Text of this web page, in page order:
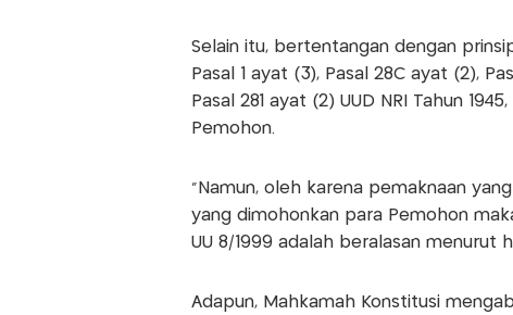
Selain itu, bertentangan dengan
Pasal 1 ayat (3), Pasal 28C ayat (2),
Pasal 281 ayat (2) UUD NRI Tahun
Pemohon.
"Namun, oleh karena pemaknaan
yang dimohonkan para Pemohon
UU 8/1999 adalah beralasan menurut
Adapun, Mahkamah Konstitusi